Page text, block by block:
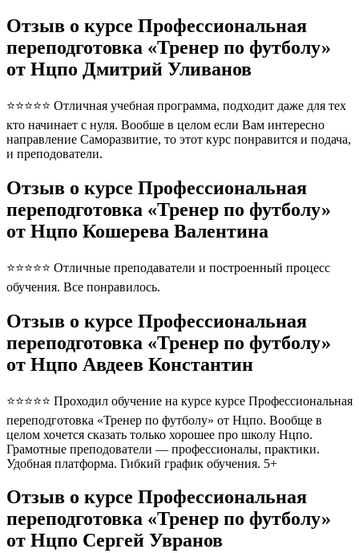
Отзыв о курсе Профессиональная
переподготовка «Тренер по футболу»
от Нцпо Дмитрий Уливанов
⭐⭐⭐⭐⭐ Отличная учебная программа, подходит даже для тех
кто начинает с нуля. Вообше в целом если Вам интересно
направление Саморазвитие, то этот курс понравится и подача,
и преподователи.
Отзыв о курсе Профессиональная
переподготовка «Тренер по футболу»
от Нцпо Кошерева Валентина
⭐⭐⭐⭐⭐ Отличные преподаватели и построенный процесс
обучения. Все понравилось.
Отзыв о курсе Профессиональная
переподготовка «Тренер по футболу»
от Нцпо Авдеев Константин
⭐⭐⭐⭐⭐ Проходил обучение на курсе курсе Профессиональная
переподготовка «Тренер по футболу» от Нцпо. Вообще в
целом хочется сказать только хорошее про школу Нцпо.
Грамотные преподователи — профессионалы, практики.
Удобная платформа. Гибкий график обучения. 5+
Отзыв о курсе Профессиональная
переподготовка «Тренер по футболу»
от Нцпо Сергей Увранов